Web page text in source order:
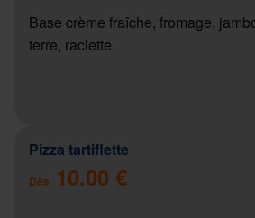
Base crème fraîche, fromage,
terre, raclette
Pizza tartiflette
Dès 10.00 €